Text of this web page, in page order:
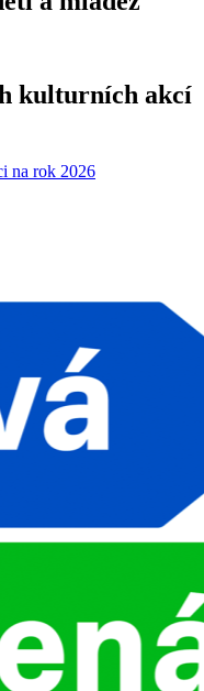
kulturních akcí
na rok 2026